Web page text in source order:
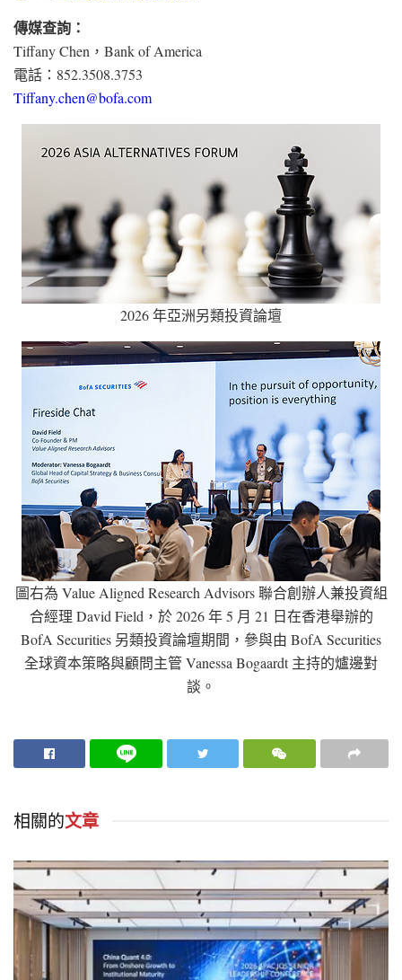
傳媒查詢：
Tiffany Chen，Bank of America
電話：852.3508.3753
Tiffany.chen@bofa.com
2026 年亞洲另類投資論壇
圖右為 Value Aligned Research Advisors 聯合創辦人兼投資組
合經理 David Field，於 2026 年 5 月 21 日在香港舉辦的
BofA Securities 另類投資論壇期間，參與由 BofA Securities
全球資本策略與顧問主管 Vanessa Bogaardt 主持的爐邊對
談。
相關的文章